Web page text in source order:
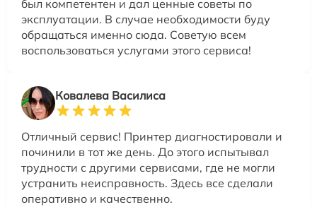
был компетентен и дал ценные советы по
эксплуатации. В случае необходимости буду
обращаться именно сюда. Советую всем
воспользоваться услугами этого сервиса!
Ковалева Василиса
Отличный сервис! Принтер диагностировали и
починили в тот же день. До этого испытывал
трудности с другими сервисами, где не могли
устранить неисправность. Здесь все сделали
оперативно и качественно.